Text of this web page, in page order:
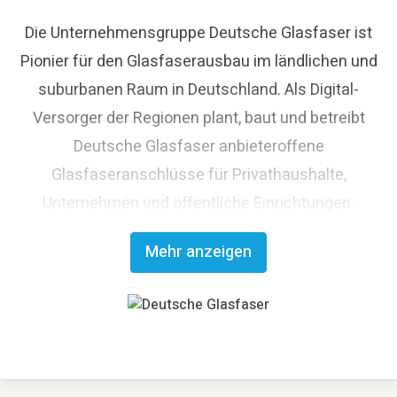
Die Unternehmensgruppe Deutsche Glasfaser ist
Pionier für den Glasfaserausbau im ländlichen und
suburbanen Raum in Deutschland. Als Digital-
Versorger der Regionen plant, baut und betreibt
Deutsche Glasfaser anbieteroffene
Glasfaseranschlüsse für Privathaushalte,
Unternehmen und öffentliche Einrichtungen.
Deutsche Glasfaser strebt den flächendeckenden
Glasfaserausbau an und trägt damit maßgeblich
zum digitalen Fortschritt Deutschlands bei. Mit
innovativen Planungs- und Bauverfahren ist
und kosteneffizienten FTTH-Ausbau. Die
Mehr anzeigen